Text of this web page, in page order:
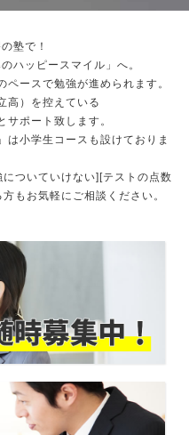
塾で！
ハッピースマイル」へ。
ースで勉強が進められます。
高）を控えている
サポート致します。
は小学生コースも設けておりま
ついていけない][テストの点数
もお気軽にご相談ください。